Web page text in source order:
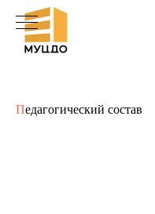
Педагогический состав